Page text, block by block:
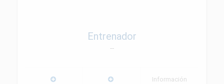
Entrenador
--
Información